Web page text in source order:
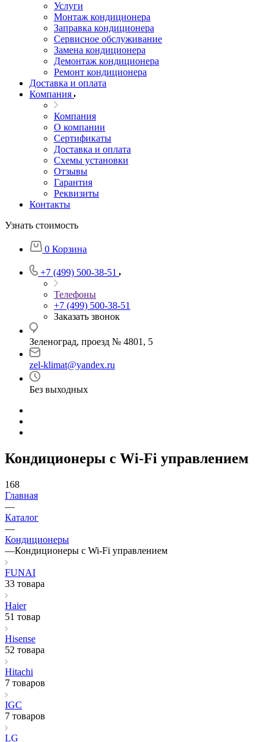
Услуги
Монтаж кондиционера
Заправка кондиционера
Сервисное обслуживание
Замена кондиционера
Демонтаж кондиционера
Ремонт кондиционера
Доставка и оплата
Компания
Компания
О компании
Сертификаты
Доставка и оплата
Схемы установки
Отзывы
Гарантия
Реквизиты
Контакты
Узнать стоимость
0 Корзина
+7 (499) 500-38-51
Телефоны
+7 (499) 500-38-51
Заказать звонок
Зеленоград, проезд № 4801, 5
zel-klimat@yandex.ru
Без выходных
Кондиционеры с Wi-Fi управлением
168
Главная
—
Каталог
—
Кондиционеры
—Кондиционеры с Wi-Fi управлением
FUNAI
33 товара
Haier
51 товар
Hisense
52 товара
Hitachi
7 товаров
IGC
7 товаров
LG